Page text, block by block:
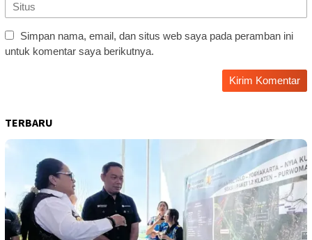
Simpan nama, email, dan situs web saya pada peramban ini
untuk komentar saya berikutnya.
TERBARU